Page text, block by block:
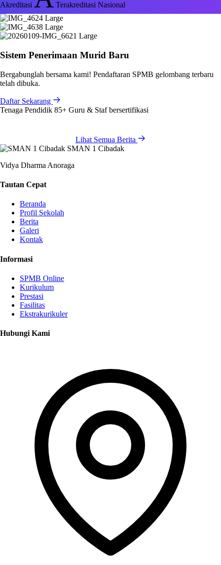
Akreditasi Terakreditasi Nasional
Sistem Penerimaan Murid Baru
Bergabunglah bersama kami! Pendaftaran SPMB gelombang terbaru
telah dibuka.
Daftar Sekarang
Tenaga Pendidik 85+ Guru & Staf bersertifikasi
Lihat Semua Berita
SMAN 1 Cibadak
Vidya Dharma Anoraga
Tautan Cepat
Beranda
Profil Sekolah
Berita
Galeri
Kontak
Informasi
SPMB Online
Kurikulum
Prestasi
Fasilitas
Ekstrakurikuler
Hubungi Kami